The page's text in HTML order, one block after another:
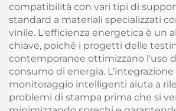
compatibilità con vari tipi di
standard a materiali specializzati
vinile. L'efficienza energetica è un
chiave, poiché i progetti delle
contemporanee ottimizzano l'uso
consumo di energia.
monitoraggio intelligenti aiuta a
problemi di stampa prima che si